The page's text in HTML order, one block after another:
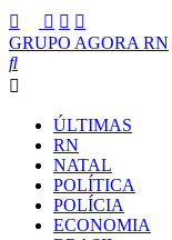
GRUPO AGORA RN
ÚLTIMAS
RN
NATAL
POLÍTICA
POLÍCIA
ECONOMIA